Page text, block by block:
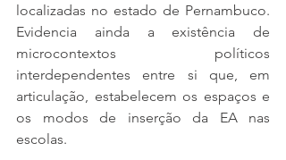
localizadas no estado de Pernambuco.
Evidencia ainda a existência de
microcontextos políticos
interdependentes entre si que, em
articulação, estabelecem os espaços e
os modos de inserção da EA nas
escolas.